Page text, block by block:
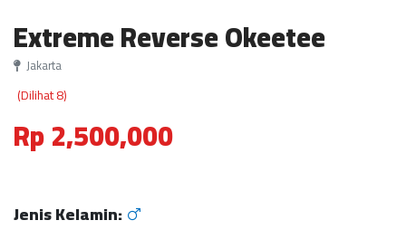
Extreme Reverse Okeetee
Jakarta
(Dilihat 8)
Rp 2,500,000
Jenis Kelamin: